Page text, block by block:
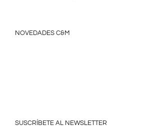
NOVEDADES C&M
SUSCRÍBETE AL NEWSLETTER